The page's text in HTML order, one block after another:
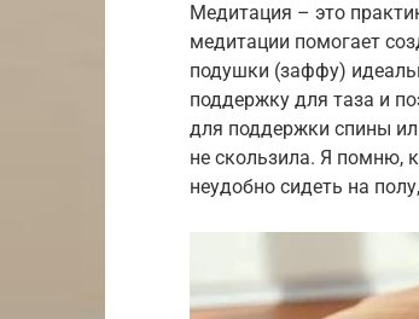
Медитация – это
медитации помогает
подушки (заффу)
поддержку для таза и
для поддержки спины
не скользила. Я помню,
неудобно сидеть на